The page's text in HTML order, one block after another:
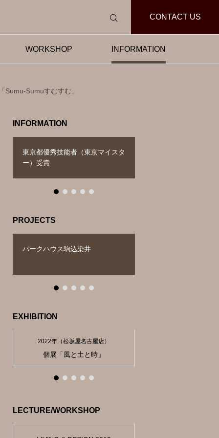
CONTACT US
WORKSHOP INFORMATION
Sumu-Sumuすむすむ」
INFORMATION
Able Carry
PROJECTS
某事務所応接室
EXHIBITION
2022年（松坂屋名古屋店）
個展「風と土と時」
2019年（東京都中央区）
個展「創造」
Reborn Art Festival 2019
Van Cleef & Arpels
rooms EXPERIENCE
LECTURE/WORKSHOP